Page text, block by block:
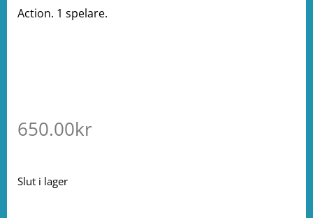
Action. 1 spelare.
650.00kr
Slut i lager